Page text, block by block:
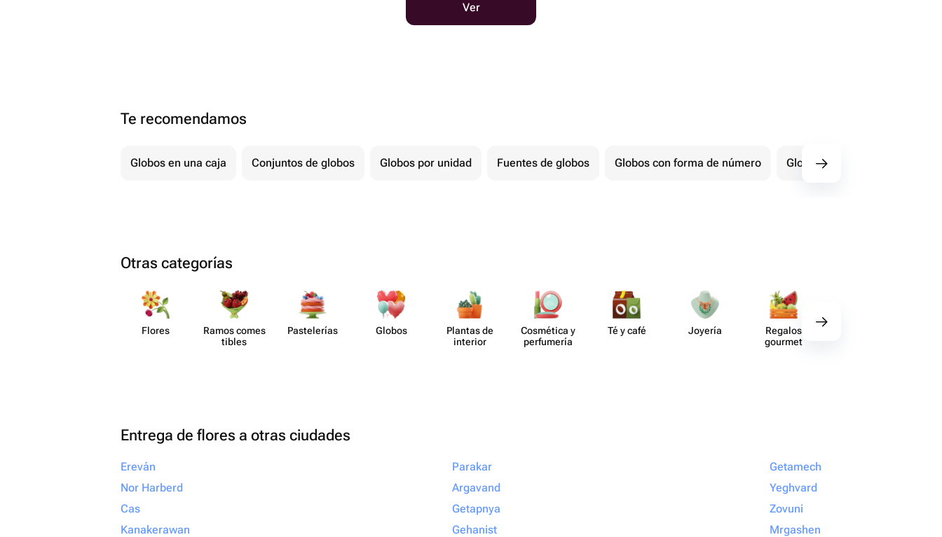
Ver
Te recomendamos
Globos en una caja Conjuntos de globos Globos por unidad Fuentes de globos Globos con forma de número Globos con inscripciones
Otras categorías
Flores
Ramos comes​
tibles
Paste​lerías Globos
Plantas de
interior
Cosmética y
perf​umería
Té y café Joyería
Regalos
gourmet
Entrega de flores a otras ciudades
Ereván
Nor Harberd
Cas
Kanakerawan
Parakar
Argavand
Getapnya
Gehanist
Getamech
Yeghvard
Zovuni
Mrgashen